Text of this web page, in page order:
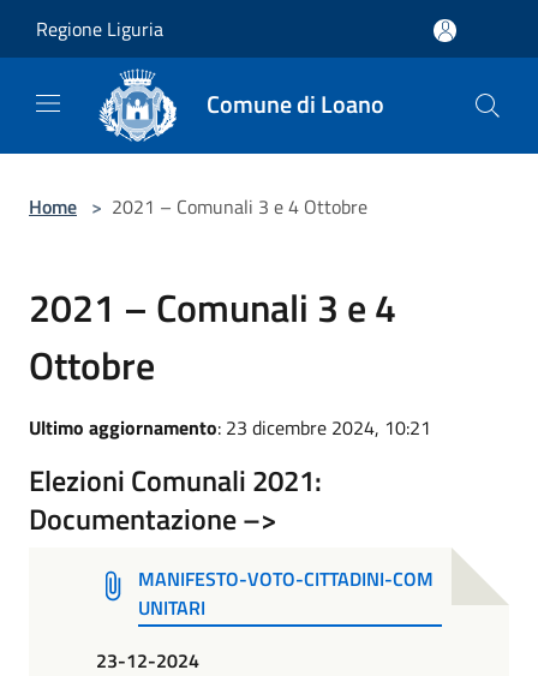
Regione Liguria
Comune di Loano
Home > 2021 – Comunali 3 e 4 Ottobre
2021 – Comunali 3 e 4
Ottobre
Ultimo aggiornamento: 23 dicembre 2024, 10:21
Elezioni Comunali 2021:
Documentazione –>
MANIFESTO-VOTO-CITTADINI-COM
UNITARI
23-12-2024